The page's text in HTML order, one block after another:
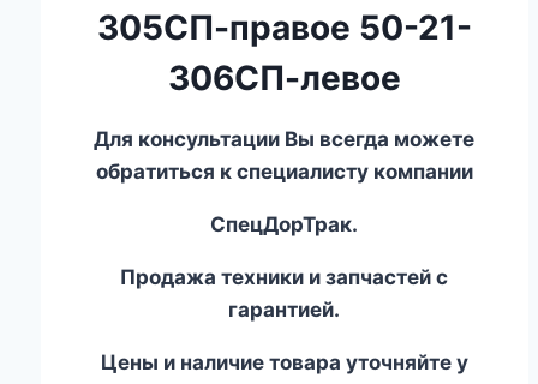
305СП-правое 50-21-
306СП-левое
Для консультации Вы всегда можете
обратиться к специалисту компании
СпецДорТрак.
Продажа техники и запчастей с
гарантией.
Цены и наличие товара уточняйте у